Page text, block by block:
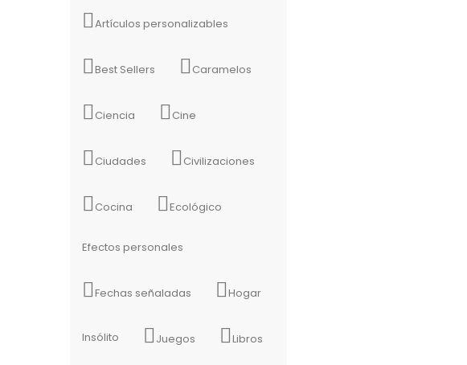
Artículos personalizables
Best Sellers Caramelos
Ciencia Cine
Ciudades Civilizaciones
Cocina Ecológico
Efectos personales
Fechas señaladas Hogar
Insólito Juegos Libros